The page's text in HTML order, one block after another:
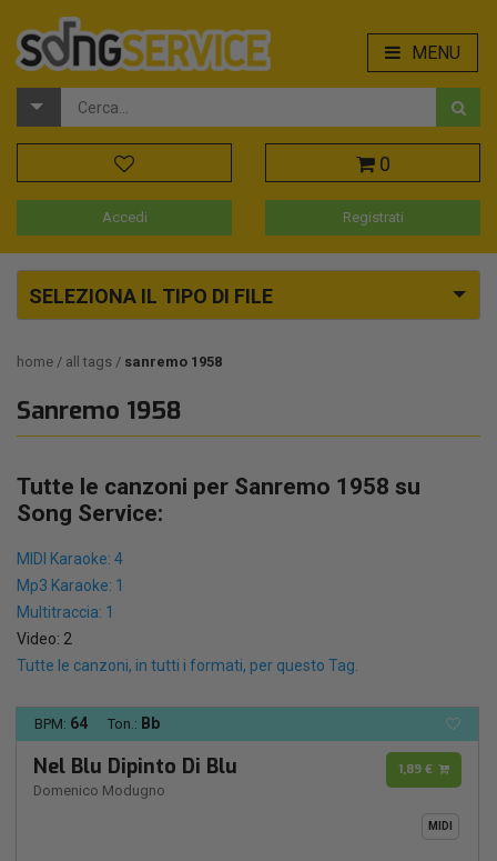
MENU
0
Accedi Registrati
SELEZIONA IL TIPO DI FILE
home all tags sanremo 1958
Sanremo 1958
Tutte le canzoni per Sanremo 1958 su
Song Service:
MIDI Karaoke: 4
Mp3 Karaoke: 1
Multitraccia: 1
Video: 2
Tutte le canzoni, in tutti i formati, per questo Tag.
BPM: 64 Ton.: Bb
Nel Blu Dipinto Di Blu
Domenico Modugno
1,89 €
MIDI